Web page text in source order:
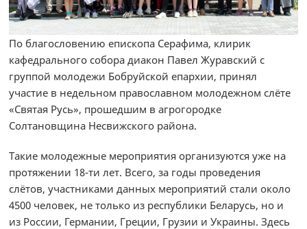
По благословению епископа Серафима, клирик
кафедрального собора диакон Павел Журавский с
группой молодежи Бобруйской епархии, принял
участие в недельном православном молодежном слёте
«Святая Русь», прошедшим в агрогородке
Солтановщина Несвижского района.
Такие молодежные мероприятия организуются уже на
протяжении 18-ти лет. Всего, за годы проведения
слётов, участниками данных мероприятий стали около
4500 человек, не только из республики Беларусь, но и
из России, Германии, Греции, Грузии и Украины. Здесь